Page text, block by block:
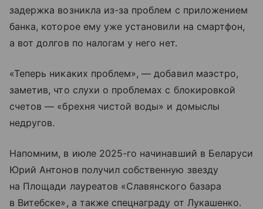
задержка возникла из-за проблем с приложением
банка, которое ему уже установили на смартфон,
а вот долгов по налогам у него нет.
«Теперь никаких проблем», — добавил маэстро,
заметив, что слухи о проблемах с блокировкой
счетов — «брехня чистой воды» и домыслы
недругов.
Напомним, в июле 2025-го начинавший в Беларуси
Юрий Антонов получил собственную звезду
на Площади лауреатов «Славянского базара
в Витебске», а также спецнаграду от Лукашенко.